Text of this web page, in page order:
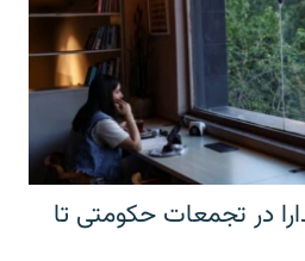
در تجمعات حکومتی تا